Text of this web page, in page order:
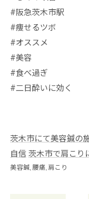
#阪急茨木市駅
⁡#痩せるツボ
#オススメ
#美容
#食べ過ぎ
#二日酔いに効く
茨木市にて美容鍼の
自信茨木市で肩こり
美容鍼 腰痛 肩こり